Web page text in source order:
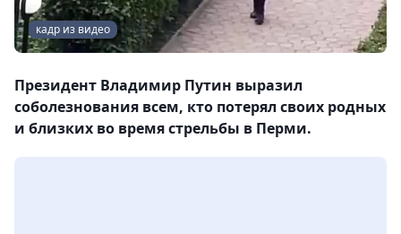
кадр из видео
Президент Владимир Путин выразил
соболезнования всем, кто потерял своих родных
и близких во время стрельбы в Перми.